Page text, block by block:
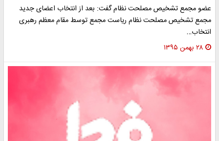
عضو مجمع تشخیص مصلحت نظام گفت: بعد از انتخاب اعضای جدید
مجمع تشخیص مصلحت نظام ریاست مجمع توسط مقام معظم رهبری
انتخاب…
۲۸ بهمن ۱۳۹۵